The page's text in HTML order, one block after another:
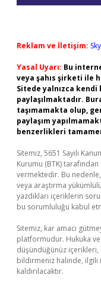
Reklam ve İletişim:
Yasal Uyarı: Bu
veya şahıs şirketi ile
Sitede yalnızca kendi
paylaşılmaktadır.
taşımamakta olup,
paylaşım
benzerlikleri
Sitemiz, 5651 Sayılı
Kurumu (BTK)
vermektedir. Bu
veya araştırma
yazdıkları içeriklerin
bu sorumluluğu kabul
Sitemiz, kar amacı
platformudur. Hukuka
düşündüğünüz içerikleri,
bildirmeniz halinde, ilgili
kaldırılacaktır.